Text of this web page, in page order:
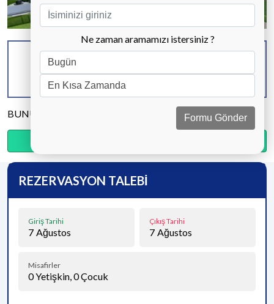
Tüm Fotoğrafları Göster
KAPASİTE
6 KİŞİ
BANYO & WC
3 ADET
YATAK ODASI
BUNU PAYLAŞ
REZERVASYON TALEBİ
Giriş Tarihi
7 Ağustos
Çıkış Tarihi
7 Ağustos
Misafirler
0Yetişkin,0Çocuk
Ne zaman aramamızı istersiniz ?
Formu Gönder